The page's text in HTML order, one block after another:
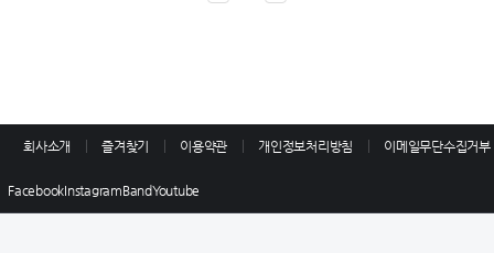
회사소개 즐겨찾기 이용약관 개인정보처리방침 이메일무단수집거부
FacebookInstagramBandYoutube